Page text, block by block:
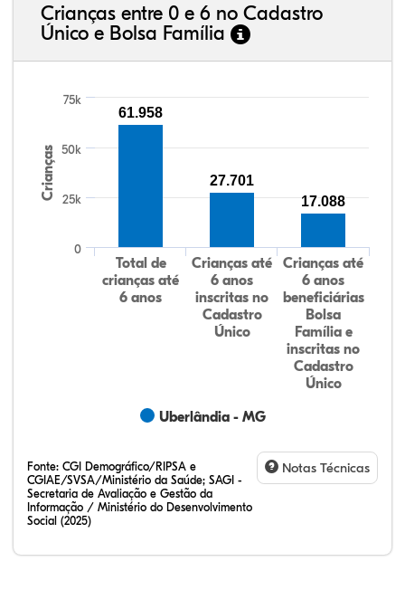
Crianças entre 0 e 6 no Cadastro
Único e Bolsa Família
Crianças
Uberlândia - MG
Total de
crianças até
6 anos
Crianças até
6 anos
inscritas no
Cadastro
Único
Crianças até
6 anos
beneficiárias
Bolsa
Família e
inscritas no
Cadastro
Único
0
25k
50k
75k
61.958
27.701
17.088
Fonte: CGI Demográfico/RIPSA e
CGIAE/SVSA/Ministério da Saúde; SAGI -
Secretaria de Avaliação e Gestão da
Informação / Ministério do Desenvolvimento
Social (2025)
Notas Técnicas